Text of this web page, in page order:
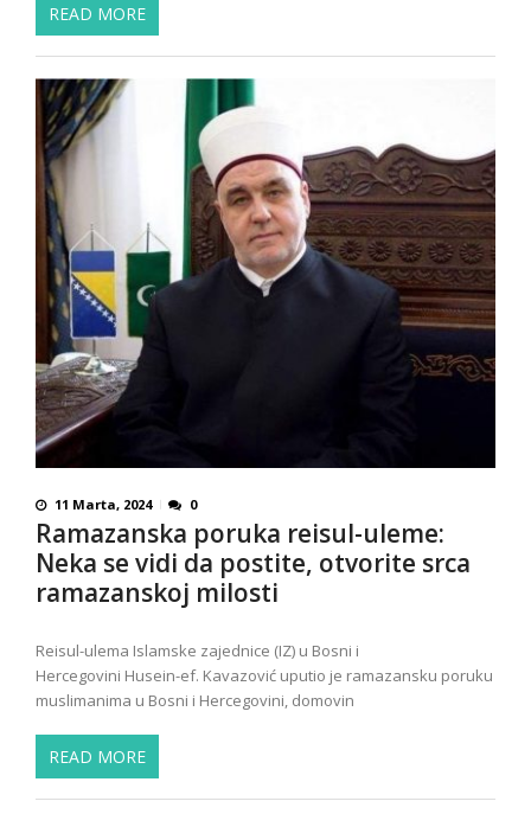
READ MORE
11 Marta, 2024 0
Ramazanska poruka reisul-uleme:
Neka se vidi da postite, otvorite srca
ramazanskoj milosti
Reisul-ulema Islamske zajednice (IZ) u Bosni i
Hercegovini Husein-ef. Kavazović uputio je ramazansku poruku
muslimanima u Bosni i Hercegovini, domovin
READ MORE